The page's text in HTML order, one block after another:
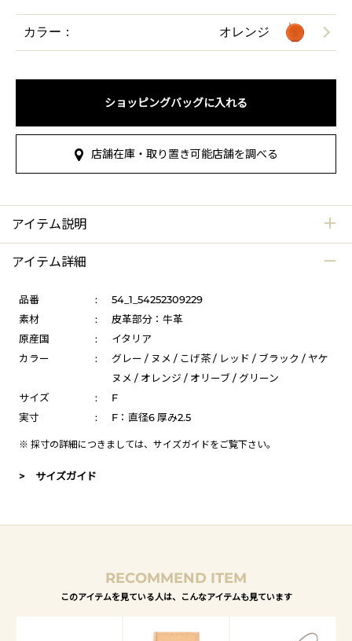
カラー： オレンジ
ショッピングバッグに入れる
店舗在庫・取り置き可能店舗を調べる
アイテム説明
アイテム詳細
品番 :
54_1_54252309229
素材
:
皮革部分：牛革
原産国
:
イタリア
カラー
:
グレー / ヌメ / こげ茶 / レッド / ブラック / ヤケ
ヌメ / オレンジ / オリーブ / グリーン
サイズ
:
F
実寸
: F：直径6 厚み2.5
※ 採寸の詳細につきましては、 サイズガイドをご覧下さい。
> サイズガイド
RECOMMEND ITEM
このアイテムを見ている人は、こんなアイテムも見ています